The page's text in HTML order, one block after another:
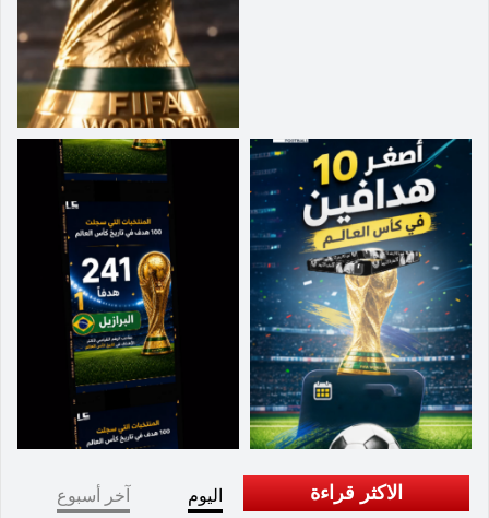
حرداني، - الوسط: سامان قدوس، سعيد عزت
محمد قرباني، روزبه جشمي، أميرمحمد رضاقينيا،
محمد محبي، مهدي ترابي، مهدي قائدي، علي رضا
جهانبخش، آريا يوسفي، - الهجوم: مهدي طارمي،
أميرحسين حسين زاده، علي عليبور، شهريار مغانلو،
دينيس إيكرت (دينيس دارغاهي).
الاكثر قراءة اليوم آخر أسبوع